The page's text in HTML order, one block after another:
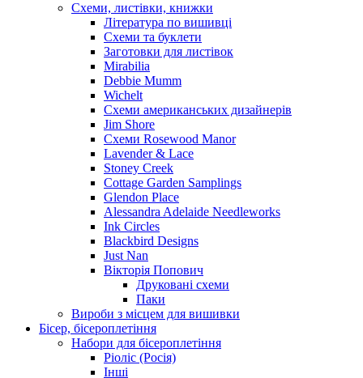
Схеми, листівки, книжки
Література по вишивці
Схеми та буклети
Заготовки для листівок
Mirabilia
Debbie Mumm
Wichelt
Схеми американських дизайнерів
Jim Shore
Cхеми Rosewood Manor
Lavender & Lace
Stoney Creek
Cottage Garden Samplings
Glendon Place
Alessandra Adelaide Needleworks
Ink Circles
Blackbird Designs
Just Nan
Вікторія Попович
Друковані схеми
Паки
Вироби з місцем для вишивки
Бісер, бісероплетіння
Набори для бісероплетіння
Ріоліс (Росія)
Інші